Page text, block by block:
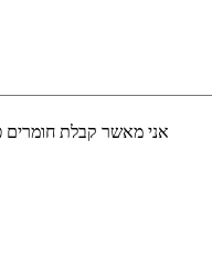
אני מאשר קבלת חומרים